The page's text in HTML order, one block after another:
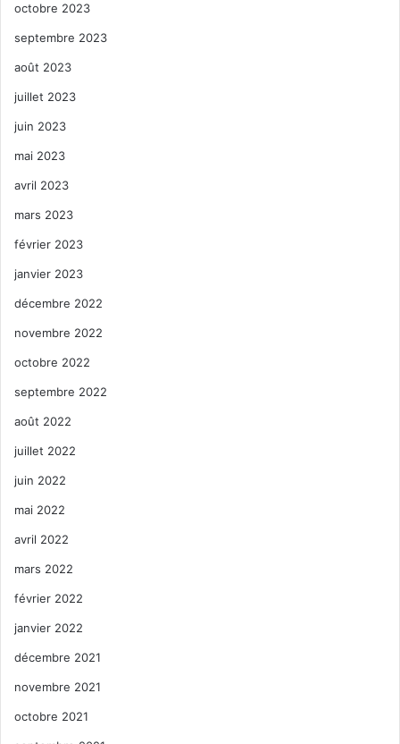
octobre 2023
septembre 2023
août 2023
juillet 2023
juin 2023
mai 2023
avril 2023
mars 2023
février 2023
janvier 2023
décembre 2022
novembre 2022
octobre 2022
septembre 2022
août 2022
juillet 2022
juin 2022
mai 2022
avril 2022
mars 2022
février 2022
janvier 2022
décembre 2021
novembre 2021
octobre 2021